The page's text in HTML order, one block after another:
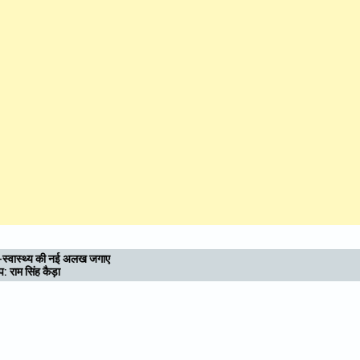
उत्तराखण्ड : आध्यात्मिक राजधानी की दिशा में बढ़े कदम